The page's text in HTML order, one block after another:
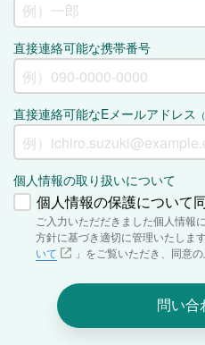
直接連絡可能な携帯番号
直接連絡可能なEメールアドレス
個人情報の取り扱いについて
個人情報の保護について
ご入力いただだきました個人情報
方針に基づき適切に管理いたしま
いて
」をご覧いただき、同意
問い合